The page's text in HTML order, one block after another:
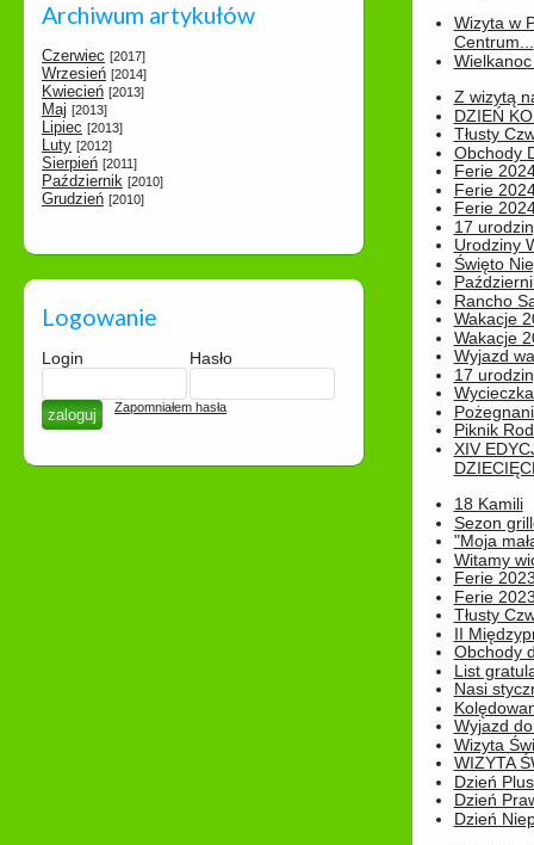
Archiwum artykułów
Czerwiec [2017]
Wrzesień [2014]
Kwiecień [2013]
Maj [2013]
Lipiec [2013]
Luty [2012]
Sierpień [2011]
Październik [2010]
Grudzień [2010]
Logowanie
Login Hasło
Zapomniałem hasła
Wizyta w
Centrum...
Z wizytą
DZIEŃ
Tłusty
Obchody
Ferie
Ferie
Ferie
17
Urodziny
Święto
Rancho
Wakacje
Wakacje
Wyjazd
17
Piknik
XIV
18 Kamili
Sezon
"Moja
Witamy
Ferie
Ferie
Tłusty
II
Obchody
List
Nasi
Wyjazd
Wizyta
WIZYTA
Dzień
Dzień
Dzień